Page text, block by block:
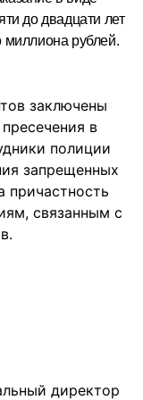
до двадцати лет
рублей.
заключены
в
полиции
запрещенных
причастность
связанным с
директор